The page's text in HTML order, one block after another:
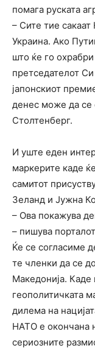
помага руската
– Сите тие
Украина. Ако
што ќе го
претседателот
јапонскиот
денес може да се
Столтенберг.
И уште еден
маркерите каде
самитот
Зеланд и Јужна
– Ова покажува
– пишува
Ќе се согласиме
те членки да се
Македонија. Каде
геополитичката
дилема на
НАТО е окончана
сериозните